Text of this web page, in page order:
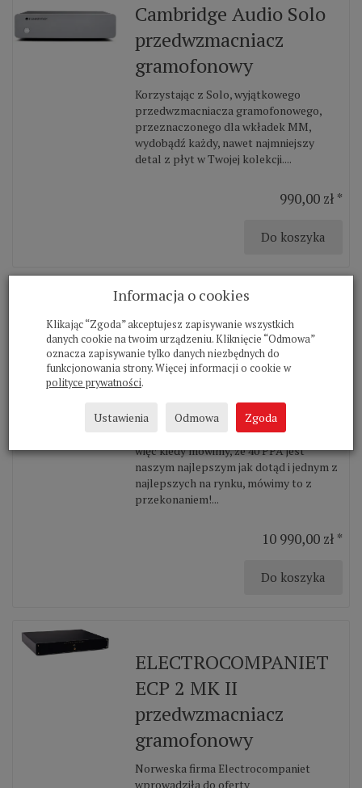
Cambridge Audio Solo
przedwzmacniacz
gramofonowy
Korzystając z Solo, wyjątkowego
przedwzmacniacza gramofonowego,
przeznaczonego dla wkładek MM,
wydobądź każdy, nawet najmniejszy
detal z płyt w Twojej kolekcji....
990,00 zł *
Do koszyka
Cyrus 40 PPA
przedwzmacniacz
gramofonowy
Cyrus projektuje i buduje
przedwzmacniacze gramofonowe w
Wielkiej Brytanii już od dłuższego czasu,
więc kiedy mówimy, że 40 PPA jest
naszym najlepszym jak dotąd i jednym z
najlepszych na rynku, mówimy to z
przekonaniem!...
10 990,00 zł *
Do koszyka
ELECTROCOMPANIET
ECP 2 MK II
przedwzmacniacz
gramofonowy
Norweska firma Electrocompaniet
wprowadziła do oferty
Informacja o cookies
Klikając “Zgoda” akceptujesz zapisywanie wszystkich
danych cookie na twoim urządzeniu. Kliknięcie “Odmowa”
oznacza zapisywanie tylko danych niezbędnych do
funkcjonowania strony. Więcej informacji o cookie w
polityce prywatności.
Ustawienia Odmowa Zgoda